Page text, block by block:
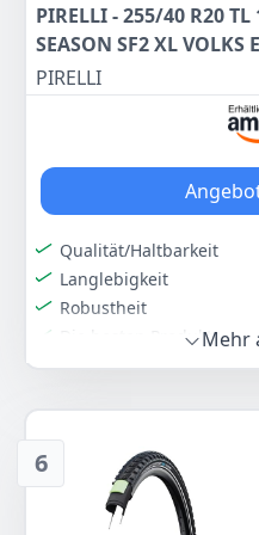
102 56 €
Statt:108,99 €
PIRELLI - 255/40 R20
SEASON SF2 XL VOLKS
Ganzjahresreifen
PIRELLI
Qualität/Haltbarkeit
Langlebigkeit
Robustheit
Die besten Produkte
Farbe
Mehr
6